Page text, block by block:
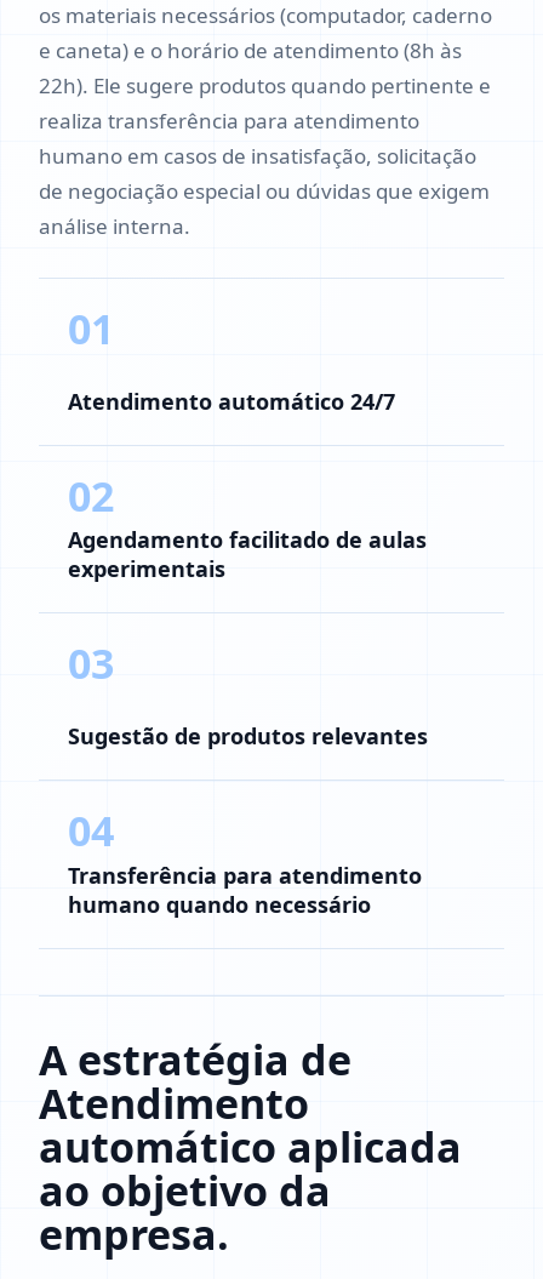
os materiais necessários (computador, caderno
e caneta) e o horário de atendimento (8h às
22h). Ele sugere produtos quando pertinente e
realiza transferência para atendimento
humano em casos de insatisfação, solicitação
de negociação especial ou dúvidas que exigem
análise interna.
01
Atendimento automático 24/7
02
Agendamento facilitado de aulas
experimentais
03
Sugestão de produtos relevantes
04
Transferência para atendimento
humano quando necessário
A estratégia de
Atendimento
automático aplicada
ao objetivo da
empresa.